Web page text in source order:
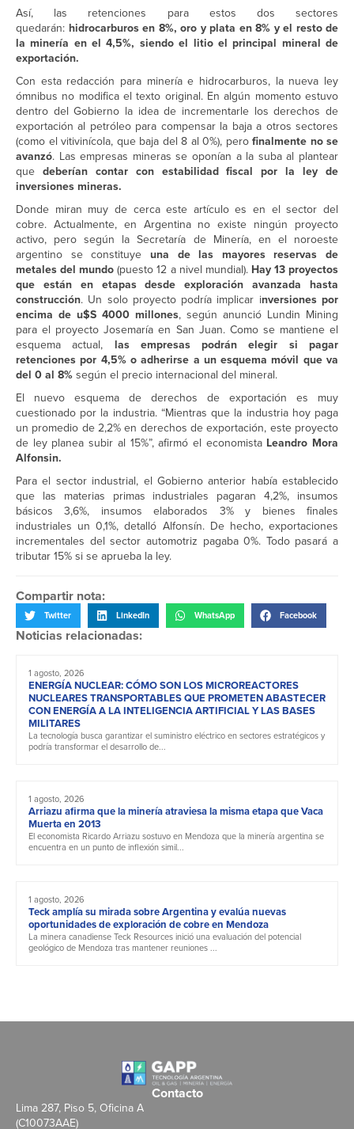
Así, las retenciones para estos dos sectores
quedarán: hidrocarburos en 8%, oro y plata en 8% y el resto de
la minería en el 4,5%, siendo el litio el principal mineral de
exportación.
Con esta redacción para minería e hidrocarburos, la nueva ley
ómnibus no modifica el texto original. En algún momento estuvo
dentro del Gobierno la idea de incrementarle los derechos de
exportación al petróleo para compensar la baja a otros sectores
(como el vitivinícola, que baja del 8 al 0%), pero finalmente no se
avanzó. Las empresas mineras se oponían a la suba al plantear
que deberían contar con estabilidad fiscal por la ley de
inversiones mineras.
Donde miran muy de cerca este artículo es en el sector del
cobre. Actualmente, en Argentina no existe ningún proyecto
activo, pero según la Secretaría de Minería, en el noroeste
argentino se constituye una de las mayores reservas de
metales del mundo (puesto 12 a nivel mundial). Hay 13 proyectos
que están en etapas desde exploración avanzada hasta
construcción. Un solo proyecto podría implicar inversiones por
encima de u$S 4000 millones, según anunció Lundin Mining
para el proyecto Josemaría en San Juan. Como se mantiene el
esquema actual, las empresas podrán elegir si pagar
retenciones por 4,5% o adherirse a un esquema móvil que va
del 0 al 8% según el precio internacional del mineral.
El nuevo esquema de derechos de exportación es muy
cuestionado por la industria. “Mientras que la industria hoy paga
un promedio de 2,2% en derechos de exportación, este proyecto
de ley planea subir al 15%”, afirmó el economista Leandro Mora
Alfonsin.
Para el sector industrial, el Gobierno anterior había establecido
que las materias primas industriales pagaran 4,2%, insumos
básicos 3,6%, insumos elaborados 3% y bienes finales
industriales un 0,1%, detalló Alfonsín. De hecho, exportaciones
incrementales del sector automotriz pagaba 0%. Todo pasará a
tributar 15% si se aprueba la ley.
Compartir nota:
Twitter LinkedIn WhatsApp Facebook
Noticias relacionadas:
1 agosto, 2026
ENERGÍA NUCLEAR: CÓMO SON LOS MICROREACTORES
NUCLEARES TRANSPORTABLES QUE PROMETEN ABASTECER
CON ENERGÍA A LA INTELIGENCIA ARTIFICIAL Y LAS BASES
MILITARES
La tecnología busca garantizar el suministro eléctrico en sectores estratégicos y
podría transformar el desarrollo de...
1 agosto, 2026
Arriazu afirma que la minería atraviesa la misma etapa que Vaca
Muerta en 2013
El economista Ricardo Arriazu sostuvo en Mendoza que la minería argentina se
encuentra en un punto de inflexión simil...
1 agosto, 2026
Teck amplía su mirada sobre Argentina y evalúa nuevas
oportunidades de exploración de cobre en Mendoza
La minera canadiense Teck Resources inició una evaluación del potencial
geológico de Mendoza tras mantener reuniones ...
Contacto
Lima 287, Piso 5, Oficina A
(C10073AAE)